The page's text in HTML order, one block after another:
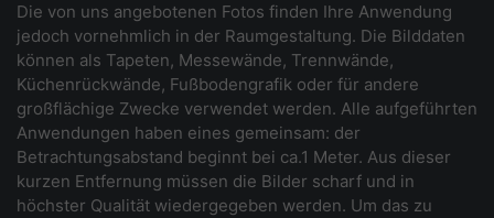
Die von uns angebotenen Fotos finden Ihre Anwendung
jedoch vornehmlich in der Raumgestaltung. Die Bilddaten
können als Tapeten, Messewände, Trennwände,
Küchenrückwände, Fußbodengrafik oder für andere
großflächige Zwecke verwendet werden. Alle aufgeführten
Anwendungen haben eines gemeinsam: der
Betrachtungsabstand beginnt bei ca.1 Meter. Aus dieser
kurzen Entfernung müssen die Bilder scharf und in
höchster Qualität wiedergegeben werden. Um das zu